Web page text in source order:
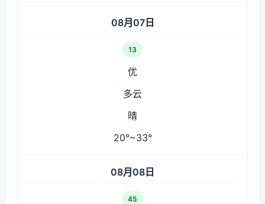
08月07日
13
优
多云
晴
20°~33°
08月08日
45